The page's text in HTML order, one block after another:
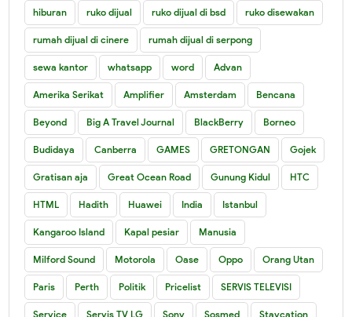
hiburan ruko dijual ruko dijual di bsd ruko disewakan
rumah dijual di cinere rumah dijual di serpong
sewa kantor whatsapp word Advan
Amerika Serikat Amplifier Amsterdam Bencana
Beyond Big A Travel Journal BlackBerry Borneo
Budidaya Canberra GAMES GRETONGAN Gojek
Gratisan aja Great Ocean Road Gunung Kidul HTC
HTML Hadith Huawei India Istanbul
Kangaroo Island Kapal pesiar Manusia
Milford Sound Motorola Oase Oppo Orang Utan
Paris Perth Politik Pricelist SERVIS TELEVISI
Service Servis TV LG Sony Sosmed Staycation